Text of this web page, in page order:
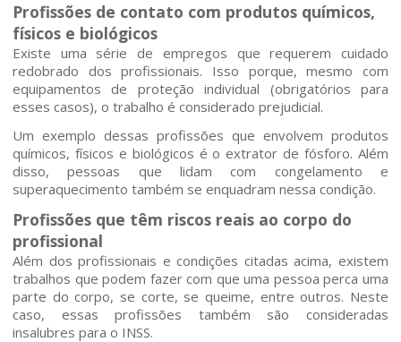
Áreas de Atuação
Profissionais
Publicações
Contato
Profissões de contato com produtos químicos,
físicos e biológicos
Existe uma série de empregos que requerem cuidado
redobrado dos profissionais. Isso porque, mesmo com
equipamentos de proteção individual (obrigatórios para
esses casos), o trabalho é considerado prejudicial.
Um exemplo dessas profissões que envolvem produtos
químicos, físicos e biológicos é o extrator de fósforo. Além
disso, pessoas que lidam com congelamento e
superaquecimento também se enquadram nessa condição.
Profissões que têm riscos reais ao corpo do
profissional
Além dos profissionais e condições citadas acima, existem
trabalhos que podem fazer com que uma pessoa perca uma
parte do corpo, se corte, se queime, entre outros. Neste
caso, essas profissões também são consideradas
insalubres para o INSS.